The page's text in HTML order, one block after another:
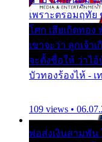
เพราะตรอมฤทัย
โศก เสียเถิดทอง
เขาจะว่า ลูกเจ้า
จะตั้งชื่อให้ ว่าไอ้
บัวทองร้องไห้ -
109 views •
พ่อส่งเงินสามพั